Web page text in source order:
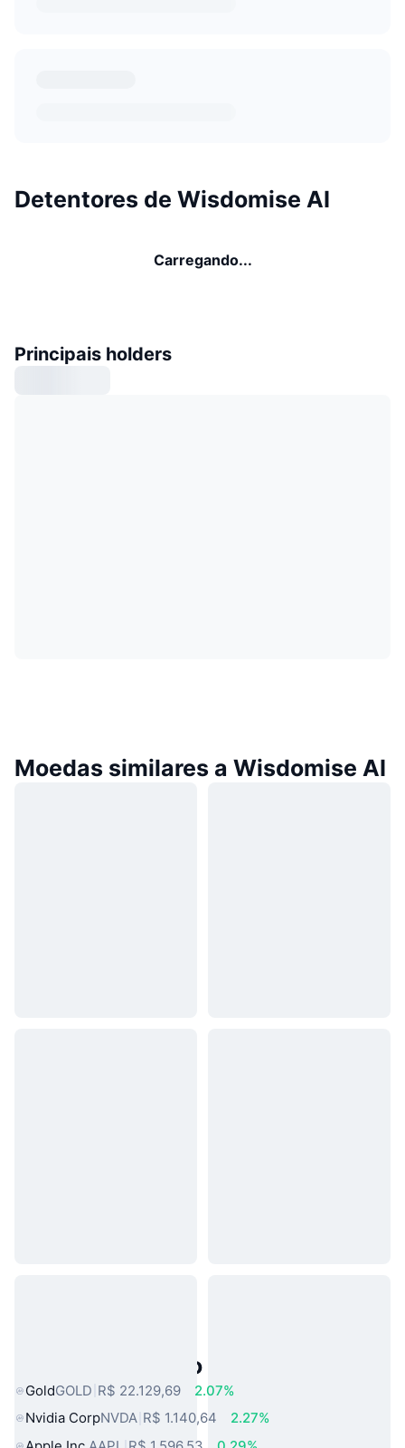
Detentores de Wisdomise AI
Carregando...
Principais holders
Moedas similares a Wisdomise AI
Ativos do Mundo Real Populares
GoldGOLD R$ 22.129,69
2.07%
Nvidia CorpNVDA R$ 1.140,64
2.27%